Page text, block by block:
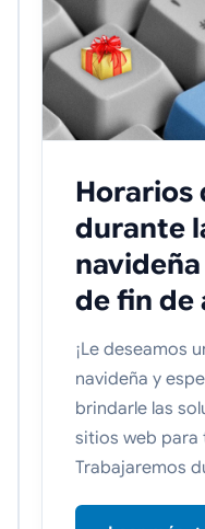
Horarios
durante
de fin de
¡Le deseamos
navideña y
brindarle las
sitios web para
Trabajaremos